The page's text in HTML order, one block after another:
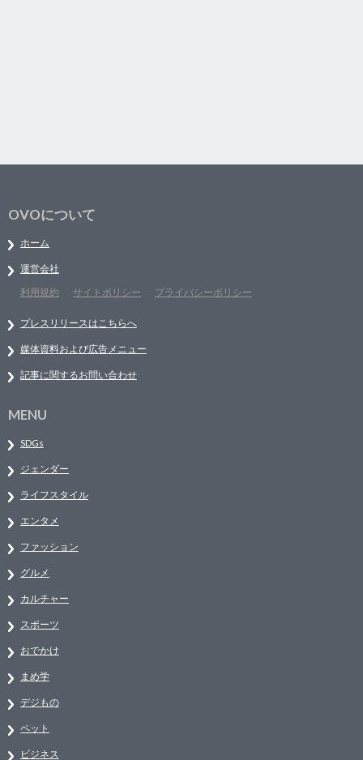
OVOについて
ホーム
運営会社
利用規約
サイトポリシー プライバシーポリシー
プレスリリースはこちらへ
媒体資料および広告メニュー
記事に関するお問い合わせ
MENU
SDGs
ジェンダー
ライフスタイル
エンタメ
ファッション
グルメ
カルチャー
スポーツ
おでかけ
まめ学
デジもの
ペット
ビジネス